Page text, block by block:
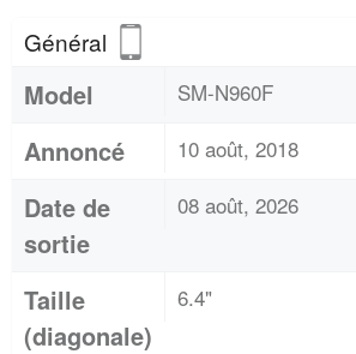
Général
Model SM-N960F
Annoncé 10 août, 2018
Date de
sortie
08 août, 2026
Taille
(diagonale)
6.4"